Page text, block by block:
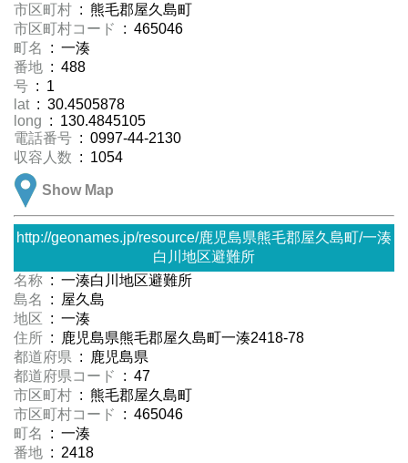
市区町村 : 熊毛郡屋久島町
市区町村コード
: 465046
町名
: 一湊
番地 : 488
号 : 1
lat : 30.4505878
long : 130.4845105
電話番号 : 0997-44-2130
収容人数 : 1054
Show Map
http://geonames.jp/resource/鹿児島県熊毛郡屋久島町/一湊
白川地区避難所
名称 : 一湊白川地区避難所
島名
: 屋久島
地区 : 一湊
住所 : 鹿児島県熊毛郡屋久島町一湊2418-78
都道府県 : 鹿児島県
都道府県コード
: 47
市区町村 : 熊毛郡屋久島町
市区町村コード
: 465046
町名
: 一湊
番地 : 2418